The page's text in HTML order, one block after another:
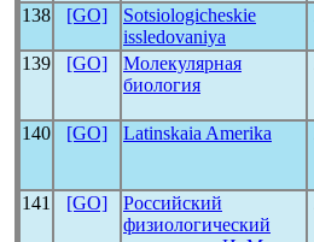
138
[GO]
Sotsiologicheskie
issledovaniya
139
[GO]
Молекулярная
биология
140
[GO] Latinskaia Amerika
141
[GO]
Российский
физиологический